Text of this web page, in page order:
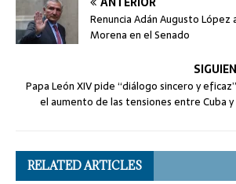
Renuncia Adán Augusto López
Morena en el Senado
Papa León XIV pide “diálogo sincero y
el aumento de las tensiones entre Cuba y
RELATED ARTICLES